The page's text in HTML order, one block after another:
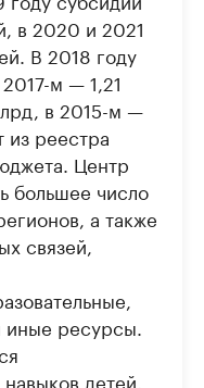
в 2020 и 2021
В 2018 году
м — 1,21
в 2015-м —
из реестра
Центр
большее число
а также
связей,
ресурсы.
детей,